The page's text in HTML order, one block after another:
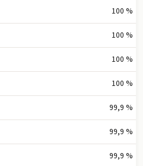
100 %
100 %
100 %
100 %
99,9 %
99,9 %
99,9 %